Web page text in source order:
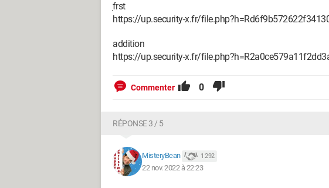
̩frst
https://up.security-x.fr/
addition
https://up.security-x.fr/
Commenter 0
RÉPONSE 3 / 5
MisteryBean 1 292
22 nov. 2022 à 22:23